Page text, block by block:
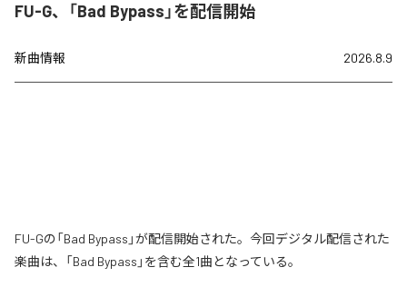
FU-G、「Bad Bypass」を配信開始
新曲情報 2026.8.9
FU-Gの「Bad Bypass」が配信開始された。今回デジタル配信された
楽曲は、「Bad Bypass」を含む全1曲となっている。